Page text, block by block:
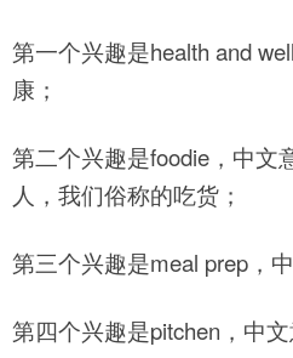
第一个兴趣是health and
康；
第二个兴趣是foodie，中文
人，我们俗称的吃货；
第三个兴趣是meal prep，
第四个兴趣是pitchen，中文